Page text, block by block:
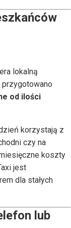
lokalną
przygotowano
od ilości
korzystają z
czy na
koszty
jest
dla stałych
lub